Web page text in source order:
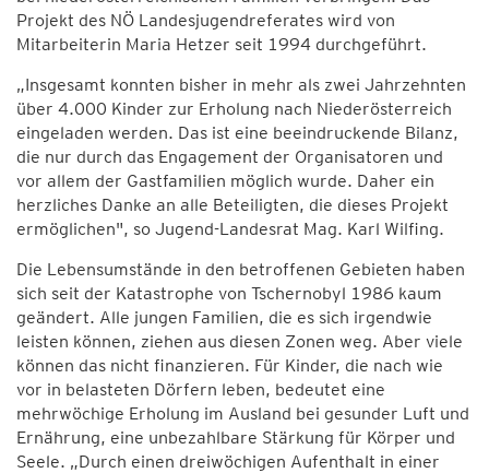
Projekt des NÖ Landesjugendreferates wird von
Mitarbeiterin Maria Hetzer seit 1994 durchgeführt.
„Insgesamt konnten bisher in mehr als zwei Jahrzehnten
über 4.000 Kinder zur Erholung nach Niederösterreich
eingeladen werden. Das ist eine beeindruckende Bilanz,
die nur durch das Engagement der Organisatoren und
vor allem der Gastfamilien möglich wurde. Daher ein
herzliches Danke an alle Beteiligten, die dieses Projekt
ermöglichen", so Jugend-Landesrat Mag. Karl Wilfing.
Die Lebensumstände in den betroffenen Gebieten haben
sich seit der Katastrophe von Tschernobyl 1986 kaum
geändert. Alle jungen Familien, die es sich irgendwie
leisten können, ziehen aus diesen Zonen weg. Aber viele
können das nicht finanzieren. Für Kinder, die nach wie
vor in belasteten Dörfern leben, bedeutet eine
mehrwöchige Erholung im Ausland bei gesunder Luft und
Ernährung, eine unbezahlbare Stärkung für Körper und
Seele. „Durch einen dreiwöchigen Aufenthalt in einer